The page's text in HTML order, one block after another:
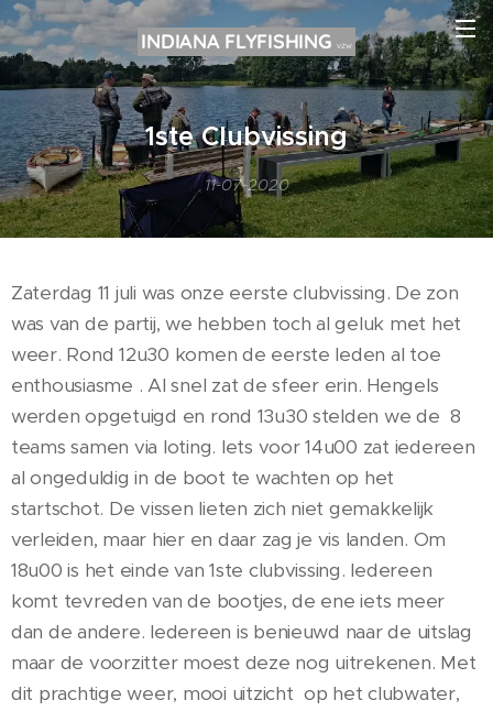
INDIANA FLYFISHINGVZW
1ste Clubvissing
11-07-2020
Zaterdag 11 juli was onze eerste clubvissing. De zon
was van de partij, we hebben toch al geluk met het
weer. Rond 12u30 komen de eerste leden al toe
enthousiasme . Al snel zat de sfeer erin. Hengels
werden opgetuigd en rond 13u30 stelden we de 8
teams samen via loting. Iets voor 14u00 zat iedereen
al ongeduldig in de boot te wachten op het
startschot. De vissen lieten zich niet gemakkelijk
verleiden, maar hier en daar zag je vis landen. Om
18u00 is het einde van 1ste clubvissing. Iedereen
komt tevreden van de bootjes, de ene iets meer
dan de andere. Iedereen is benieuwd naar de uitslag
maar de voorzitter moest deze nog uitrekenen. Met
dit prachtige weer, mooi uitzicht op het clubwater,